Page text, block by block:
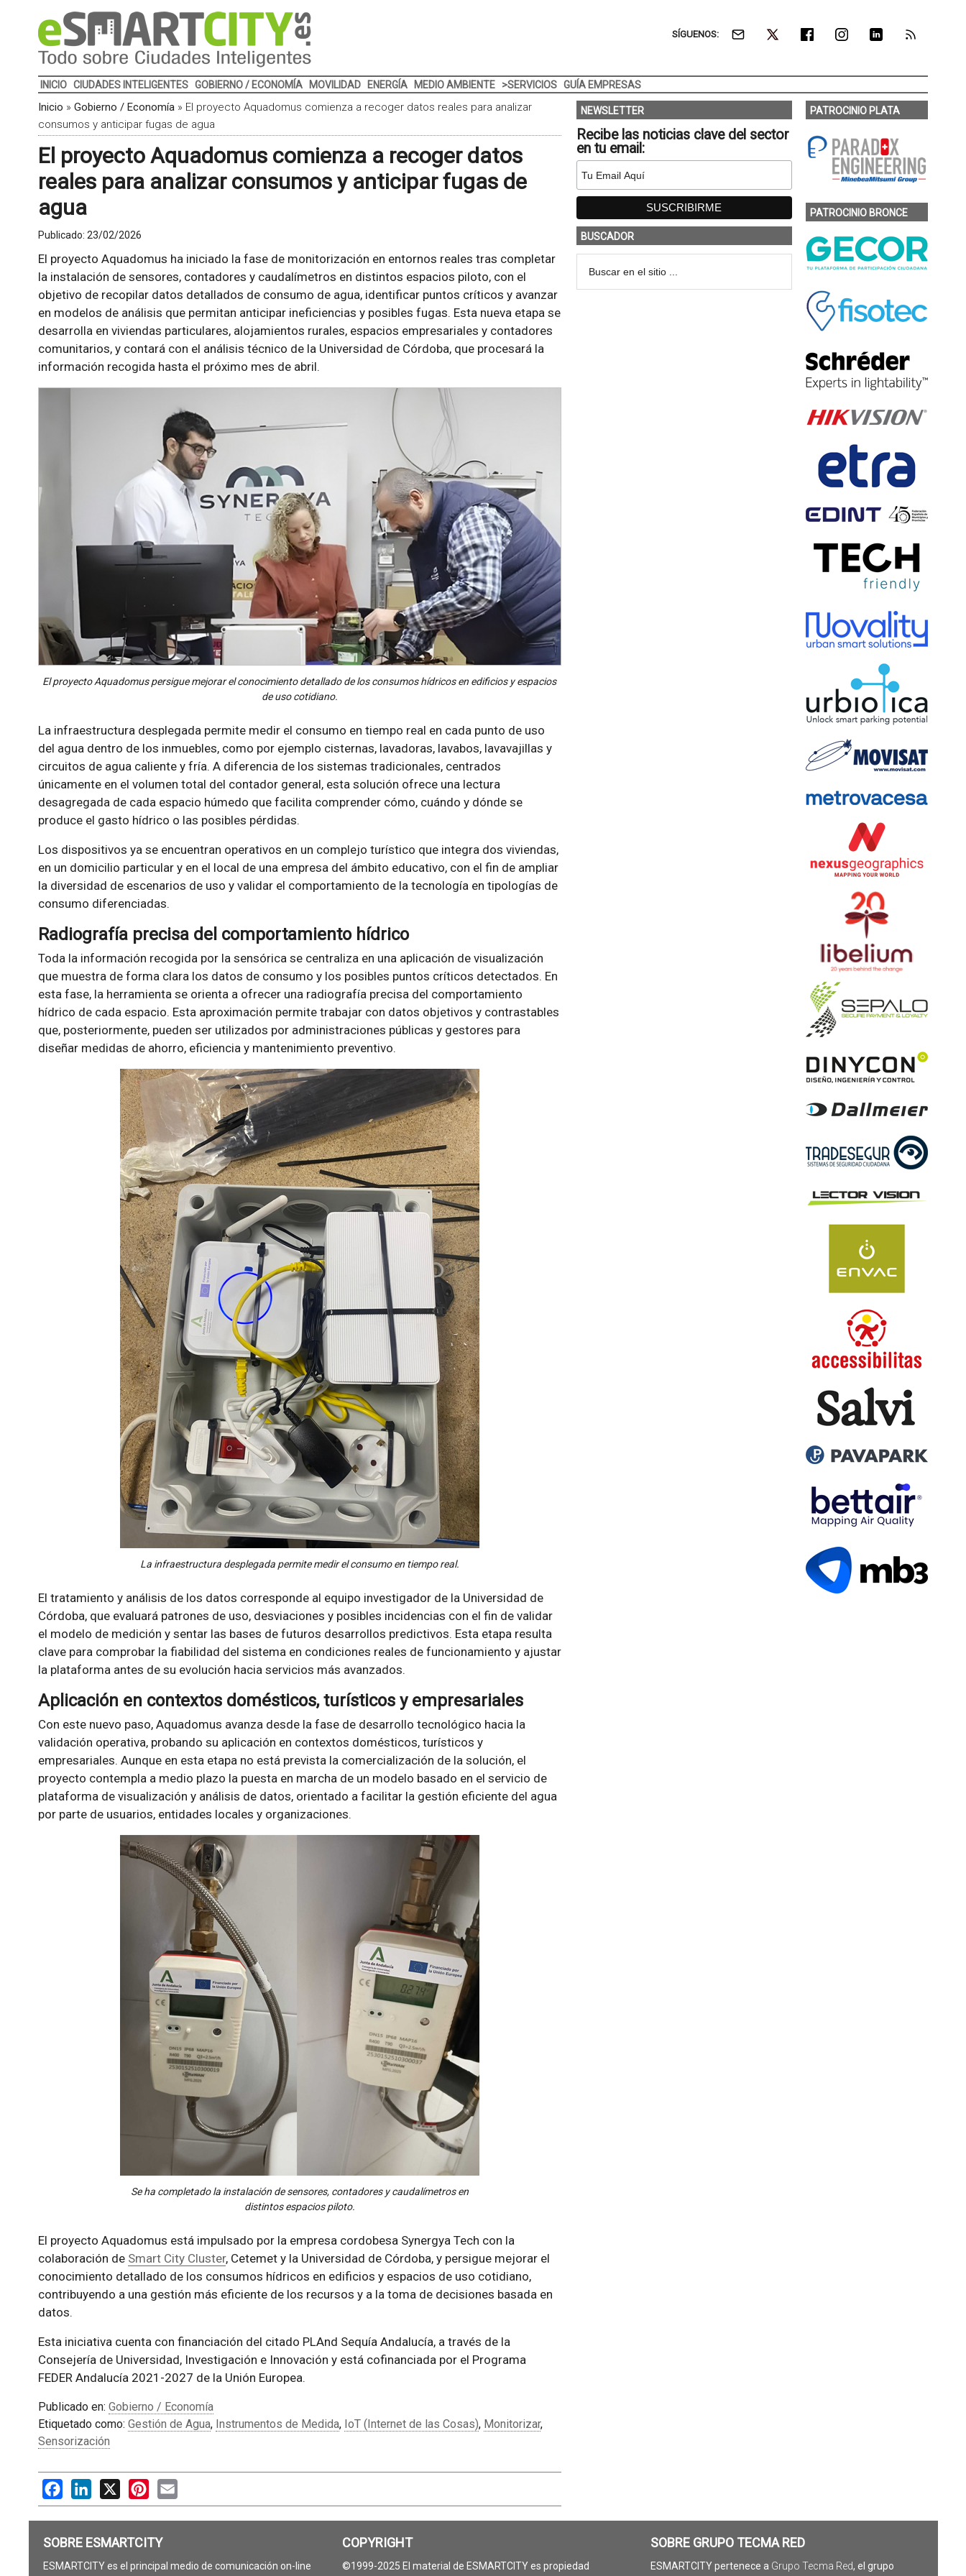
SÍGUENOS:
INICIO CIUDADES INTELIGENTES GOBIERNO / ECONOMÍA MOVILIDAD ENERGÍA MEDIO AMBIENTE >SERVICIOS GUÍA EMPRESAS
Inicio » Gobierno / Economía» El proyecto Aquadomus comienza a recoger datos reales para analizar
consumos y anticipar fugas de agua
El proyecto Aquadomus comienza a recoger datos
reales para analizar consumos y anticipar fugas de
agua
Publicado: 23/02/2026
El proyecto Aquadomus ha iniciado la fase de monitorización en entornos reales tras completar
la instalación de sensores, contadores y caudalímetros en distintos espacios piloto, con el
objetivo de recopilar datos detallados de consumo de agua, identificar puntos críticos y avanzar
en modelos de análisis que permitan anticipar ineficiencias y posibles fugas. Esta nueva etapa se
desarrolla en viviendas particulares, alojamientos rurales, espacios empresariales y contadores
comunitarios, y contará con el análisis técnico de la Universidad de Córdoba, que procesará la
información recogida hasta el próximo mes de abril.
El proyecto Aquadomus persigue mejorar el conocimiento detallado de los consumos hídricos en edificios y espacios
de uso cotidiano.
La infraestructura desplegada permite medir el consumo en tiempo real en cada punto de uso
del agua dentro de los inmuebles, como por ejemplo cisternas, lavadoras, lavabos, lavavajillas y
circuitos de agua caliente y fría. A diferencia de los sistemas tradicionales, centrados
únicamente en el volumen total del contador general, esta solución ofrece una lectura
desagregada de cada espacio húmedo que facilita comprender cómo, cuándo y dónde se
produce el gasto hídrico o las posibles pérdidas.
Los dispositivos ya se encuentran operativos en un complejo turístico que integra dos viviendas,
en un domicilio particular y en el local de una empresa del ámbito educativo, con el fin de ampliar
la diversidad de escenarios de uso y validar el comportamiento de la tecnología en tipologías de
consumo diferenciadas.
Radiografía precisa del comportamiento hídrico
Toda la información recogida por la sensórica se centraliza en una aplicación de visualización
que muestra de forma clara los datos de consumo y los posibles puntos críticos detectados. En
esta fase, la herramienta se orienta a ofrecer una radiografía precisa del comportamiento
hídrico de cada espacio. Esta aproximación permite trabajar con datos objetivos y contrastables
que, posteriormente, pueden ser utilizados por administraciones públicas y gestores para
diseñar medidas de ahorro, eficiencia y mantenimiento preventivo.
La infraestructura desplegada permite medir el consumo en tiempo real.
El tratamiento y análisis de los datos corresponde al equipo investigador de la Universidad de
Córdoba, que evaluará patrones de uso, desviaciones y posibles incidencias con el fin de validar
el modelo de medición y sentar las bases de futuros desarrollos predictivos. Esta etapa resulta
clave para comprobar la fiabilidad del sistema en condiciones reales de funcionamiento y ajustar
la plataforma antes de su evolución hacia servicios más avanzados.
Aplicación en contextos domésticos, turísticos y empresariales
Con este nuevo paso, Aquadomus avanza desde la fase de desarrollo tecnológico hacia la
validación operativa, probando su aplicación en contextos domésticos, turísticos y
empresariales. Aunque en esta etapa no está prevista la comercialización de la solución, el
proyecto contempla a medio plazo la puesta en marcha de un modelo basado en el servicio de
plataforma de visualización y análisis de datos, orientado a facilitar la gestión eficiente del agua
por parte de usuarios, entidades locales y organizaciones.
Se ha completado la instalación de sensores, contadores y caudalímetros en
distintos espacios piloto.
El proyecto Aquadomus está impulsado por la empresa cordobesa Synergya Tech con la
colaboración de Smart City Cluster, Cetemet y la Universidad de Córdoba, y persigue mejorar el
conocimiento detallado de los consumos hídricos en edificios y espacios de uso cotidiano,
contribuyendo a una gestión más eficiente de los recursos y a la toma de decisiones basada en
datos.
Esta iniciativa cuenta con financiación del citado PLAnd Sequía Andalucía, a través de la
Consejería de Universidad, Investigación e Innovación y está cofinanciada por el Programa
FEDER Andalucía 2021-2027 de la Unión Europea.
Publicado en: Gobierno / Economía
Etiquetado como: Gestión de Agua, Instrumentos de Medida, IoT (Internet de las Cosas), Monitorizar,
Sensorización
FacebookLinkedIn
X PinterestEmail
NEWSLETTER
Recibe las noticias clave del sector
en tu email:
BUSCADOR
PATROCINIO PLATA
PATROCINIO BRONCE
SOBRE ESMARTCITY
ESMARTCITY es el principal medio de comunicación on-line
COPYRIGHT
©1999-2025 El material de ESMARTCITY es propiedad
SOBRE GRUPO TECMA RED
ESMARTCITY pertenece a Grupo Tecma Red, el grupo